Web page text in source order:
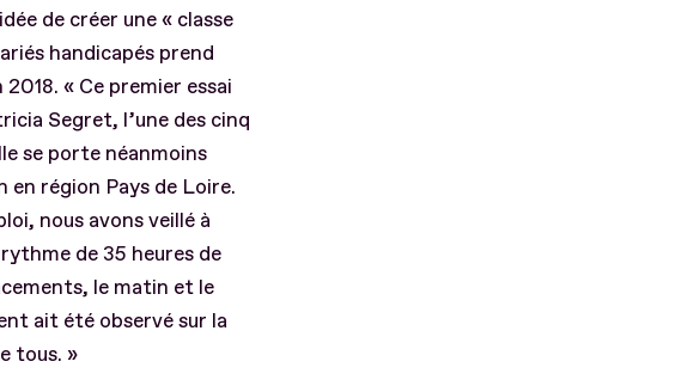
de créer une « classe
handicapés prend
« Ce premier essai
Segret, l’une des cinq
se porte néanmoins
région Pays de Loire.
nous avons veillé à
de 35 heures de
le matin et le
ait été observé sur la
tous. »